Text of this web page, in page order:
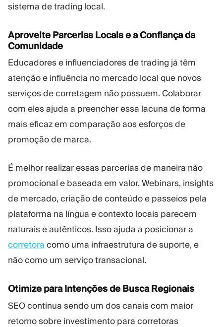
sistema de trading local.
Aproveite Parcerias Locais e a Confiança da
Comunidade
Educadores e influenciadores de trading já têm
atenção e influência no mercado local que novos
serviços de corretagem não possuem. Colaborar
com eles ajuda a preencher essa lacuna de forma
mais eficaz em comparação aos esforços de
promoção de marca.
É melhor realizar essas parcerias de maneira não
promocional e baseada em valor. Webinars, insights
de mercado, criação de conteúdo e passeios pela
plataforma na língua e contexto locais parecem
naturais e autênticos. Isso ajuda a posicionar a
corretora como uma infraestrutura de suporte, e
não como um serviço transacional.
Otimize para Intenções de Busca Regionais
SEO continua sendo um dos canais com maior
retorno sobre investimento para corretoras